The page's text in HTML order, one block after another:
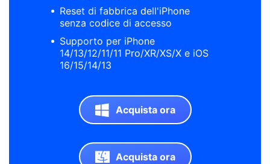
Reset di fabbrica dell'iPhone
senza codice di accesso
Supporto per iPhone
14/13/12/11/11 Pro/XR/XS/X e iOS
16/15/14/13
Acquista ora
Acquista ora